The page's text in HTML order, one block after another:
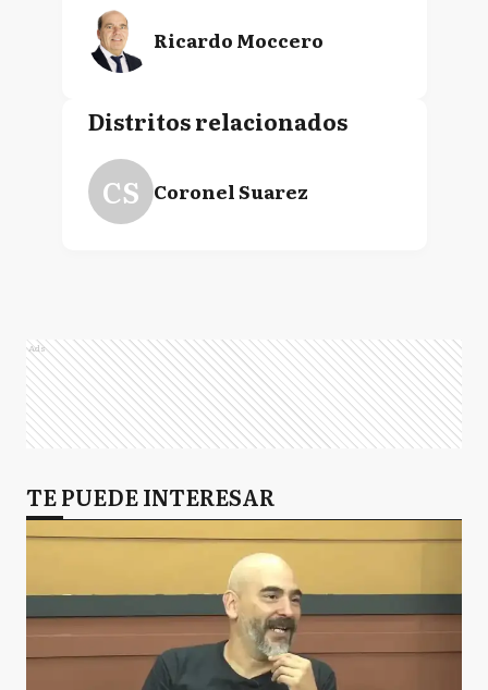
Ricardo Moccero
Distritos relacionados
CS Coronel Suarez
Ads
TE PUEDE INTERESAR